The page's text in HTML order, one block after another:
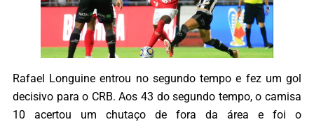
Rafael Longuine entrou no segundo tempo e fez um gol
decisivo para o CRB. Aos 43 do segundo tempo, o camisa
10 acertou um chutaço de fora da área e foi o